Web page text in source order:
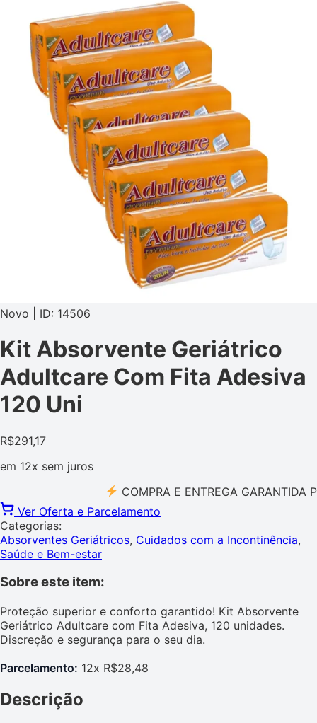
Novo | ID: 14506
Kit Absorvente Geriátrico
Adultcare Com Fita Adesiva
120 Uni
R$291,17
em 12x sem juros
COMPRA E ENTREGA GARANTIDA PELO
Ver Oferta e Parcelamento
Categorias:
Absorventes Geriátricos, Cuidados com a Incontinência,
Saúde e Bem-estar
Sobre este item:
Proteção superior e conforto garantido! Kit Absorvente
Geriátrico Adultcare com Fita Adesiva, 120 unidades.
Discreção e segurança para o seu dia.
Parcelamento: 12x R$28,48
Descrição